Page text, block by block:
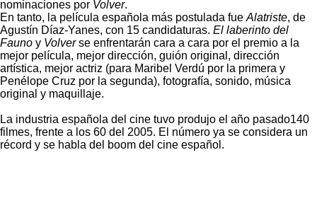
nominaciones por Volver.
En tanto, la película española más postulada fue Alatriste, de
Agustín Díaz-Yanes, con 15 candidaturas. El laberinto del
Fauno y Volverse enfrentarán cara a cara por el premio a la
mejor película, mejor dirección, guión original, dirección
artística, mejor actriz (para Maribel Verdú por la primera y
Penélope Cruz por la segunda), fotografía, sonido, música
original y maquillaje.
La industria española del cine tuvo produjo el año pasado140
filmes, frente a los 60 del 2005. El número ya se considera un
récord y se habla del boom del cine español.